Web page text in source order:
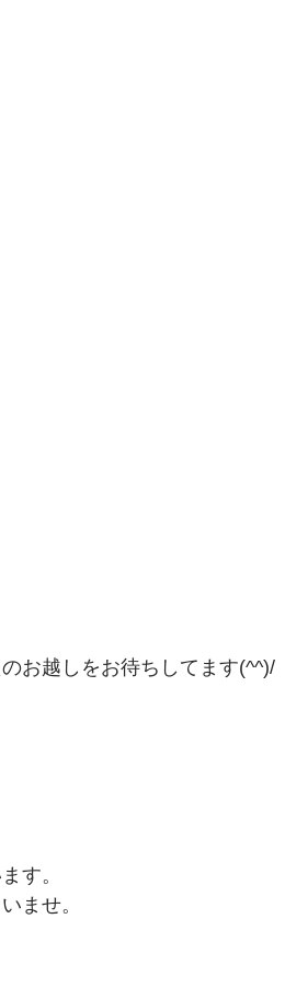
お越しをお待ちしてます(^^)/
ます。
ませ。